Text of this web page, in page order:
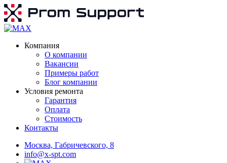
Компания
О компании
Вакансии
Примеры работ
Блог компании
Условия ремонта
Гарантия
Оплата
Стоимость
Контакты
Москва, Габричевского, 8
info@x-spt.com